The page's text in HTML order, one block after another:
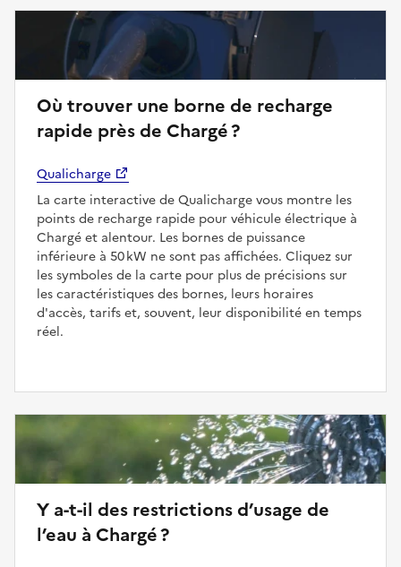
Où trouver une borne de recharge
rapide près de Chargé ?
Qualicharge
La carte interactive de Qualicharge vous montre les
points de recharge rapide pour véhicule électrique à
Chargé et alentour. Les bornes de puissance
inférieure à 50 kW ne sont pas affichées. Cliquez sur
les symboles de la carte pour plus de précisions sur
les caractéristiques des bornes, leurs horaires
d'accès, tarifs et, souvent, leur disponibilité en temps
réel.
Y a-t-il des restrictions d’usage de
l’eau à Chargé ?